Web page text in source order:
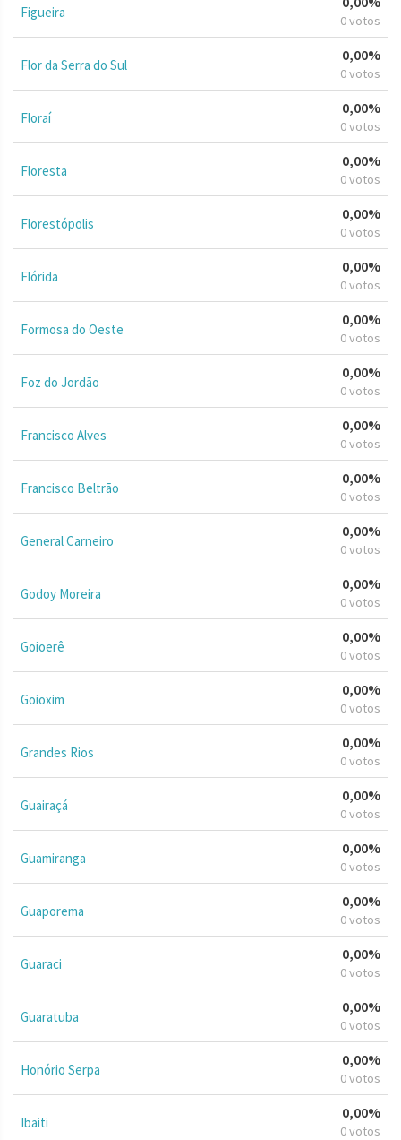
Figueira 0 votos
Flor da Serra do Sul
0,00%
0 votos
Floraí
0,00%
0 votos
Floresta
0,00%
0 votos
Florestópolis
0,00%
0 votos
Flórida
0,00%
0 votos
Formosa do Oeste
0,00%
0 votos
Foz do Jordão
0,00%
0 votos
Francisco Alves
0,00%
0 votos
Francisco Beltrão
0,00%
0 votos
General Carneiro
0,00%
0 votos
Godoy Moreira
0,00%
0 votos
Goioerê
0,00%
0 votos
Goioxim
0,00%
0 votos
Grandes Rios
0,00%
0 votos
Guairaçá
0,00%
0 votos
Guamiranga
0,00%
0 votos
Guaporema
0,00%
0 votos
Guaraci
0,00%
0 votos
Guaratuba
0,00%
0 votos
Honório Serpa
0,00%
0 votos
Ibaiti
0,00%
0 votos